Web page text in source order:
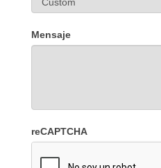
Mensaje
reCAPTCHA